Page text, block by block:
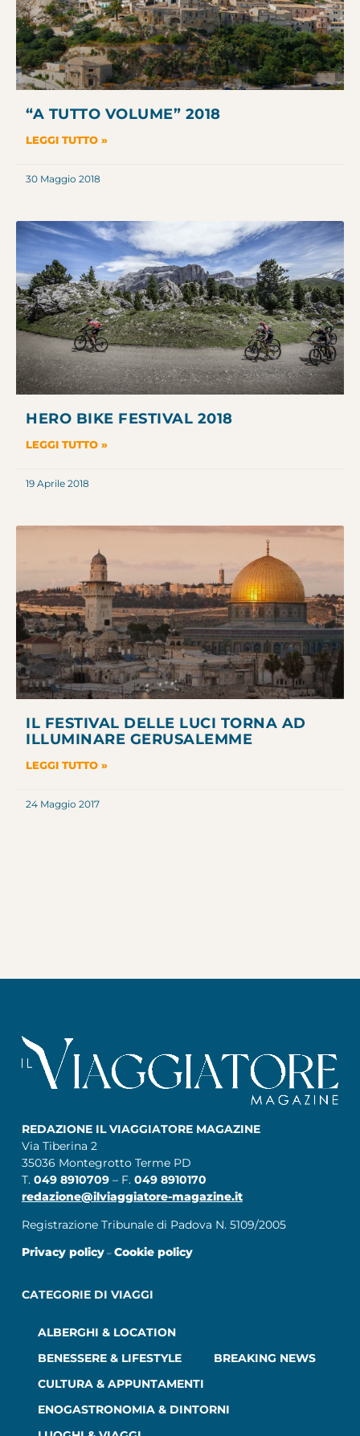
“A TUTTO VOLUME” 2018
LEGGI TUTTO »
30 Maggio 2018
HERO BIKE FESTIVAL 2018
LEGGI TUTTO »
19 Aprile 2018
IL FESTIVAL DELLE LUCI TORNA AD
ILLUMINARE GERUSALEMME
LEGGI TUTTO »
24 Maggio 2017
REDAZIONE IL VIAGGIATORE MAGAZINE
Via Tiberina 2
35036 Montegrotto Terme PD
T. 049 8910709 – F. 049 8910170
redazione@ilviaggiatore-magazine.it
Registrazione Tribunale di Padova N. 5109/2005
Privacy policy– Cookie policy
CATEGORIE DI VIAGGI
ALBERGHI & LOCATION
BENESSERE & LIFESTYLE
BREAKING NEWS
CULTURA & APPUNTAMENTI
ENOGASTRONOMIA & DINTORNI